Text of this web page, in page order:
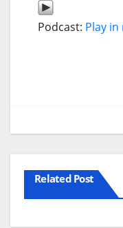
Podcast: Play
Related Post